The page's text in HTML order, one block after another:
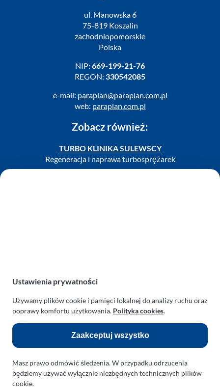
ul. Manowska 6
75-819 Koszalin
zachodniopomorskie
Polska
NIP: 669-199-21-76
REGON: 330542085
e-mail: paraplan@paraplan.com.pl
web: paraplan.com.pl
Zobacz również:
TURBO KLINIKA SULEWSCY
Regeneracja i naprawa turbosprężarek
Odnośniki:
Flight Operations Consulting
Motopark Koszalin
Rodzina Wolarków
Ustawienia prywatności
Używamy plików cookie i pamięci lokalnej do analizy ruchu oraz
poprawy komfortu użytkowania. Polityka cookies.
Zaakceptuj wszystko
Masz prawo odmówić śledzenia. W przypadku odrzucenia
będziemy używać wyłącznie niezbędnych technicznych plików
cookie.